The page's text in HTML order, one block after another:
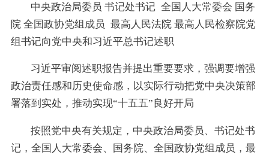
中央政治局委员 书记处书记 全国人大常委会 国务
院 全国政协党组成员 最高人民法院 最高人民检察院党
组书记向党中央和习近平总书记述职
习近平审阅述职报告并提出重要要求，强调要增强
政治责任感和历史使命感，以实际行动把党中央决策部
署落到实处，推动实现“十五五”良好开局
按照党中央有关规定，中央政治局委员、书记处书
记，全国人大常委会、国务院、全国政协党组成员，最